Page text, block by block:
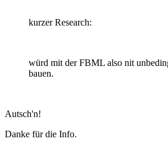
kurzer Research:
würd mit der FBML also nit
bauen.
Autsch'n!
Danke für die Info.